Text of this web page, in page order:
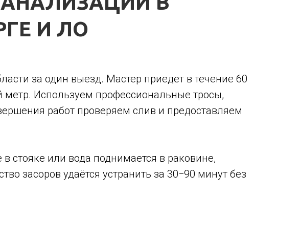
И ЛО
за один выезд. Мастер приедет в течение 60
метр. Используем профессиональные тросы,
работ проверяем слив и предоставляем
стояке или вода поднимается в раковине,
засоров удаётся устранить за 30−90 минут без